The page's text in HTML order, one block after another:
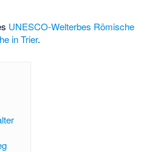
UNESCO-Welterbes Römische
in Trier.